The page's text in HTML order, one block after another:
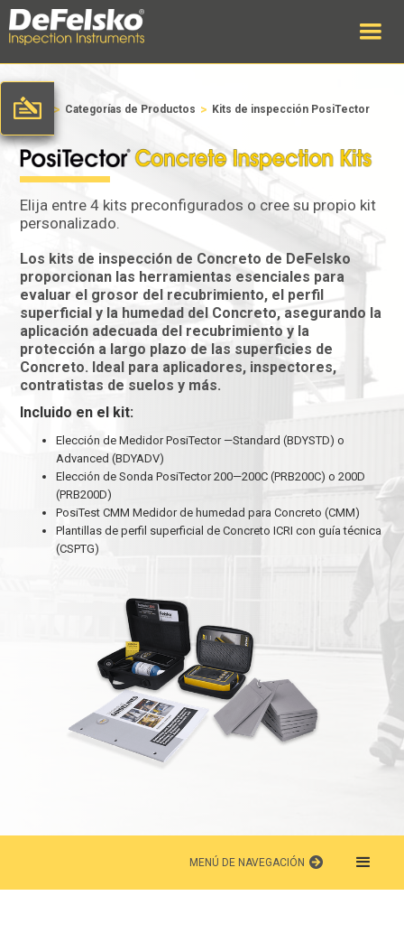
Inicio > Categorías de Productos > Kits de inspección PosiTector
Elija entre 4 kits preconfigurados o cree su propio kit
personalizado.
Los kits de inspección de Concreto de DeFelsko
proporcionan las herramientas esenciales para
evaluar el grosor del recubrimiento, el perfil
superficial y la humedad del Concreto, asegurando la
aplicación adecuada del recubrimiento y la
protección a largo plazo de las superficies de
Concreto. Ideal para aplicadores, inspectores,
contratistas de suelos y más.
Incluido en el kit:
Elección de Medidor PosiTector —Standard (BDYSTD) o
Advanced (BDYADV)
Elección de Sonda PosiTector 200—200C (PRB200C) o 200D
(PRB200D)
PosiTest CMM Medidor de humedad para Concreto (CMM)
Plantillas de perfil superficial de Concreto ICRI con guía técnica
(CSPTG)
MENÚ DE NAVEGACIÓN